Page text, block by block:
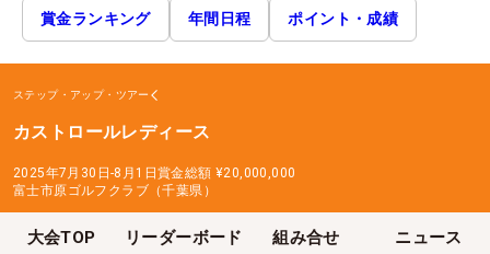
賞金ランキング 年間日程 ポイント・成績
ステップ・アップ・ツアー
カストロールレディース
2025年7月30日-8月1日賞金総額 ¥20,000,000
富士市原ゴルフクラブ（千葉県）
大会TOP リーダーボード 組み合せ ニュース